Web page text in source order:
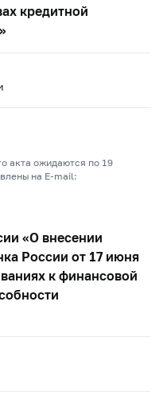
кредитной
акта ожидаются по 19
на E-mail:
«О внесении
России от 17 июня
к финансовой